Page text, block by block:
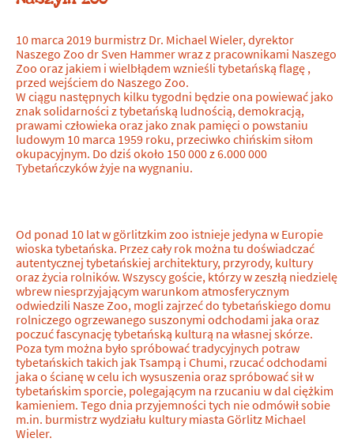
10 marca 2019 burmistrz Dr. Michael Wieler, dyrektor
Naszego Zoo dr Sven Hammer wraz z pracownikami Naszego
Zoo oraz jakiem i wielbłądem wznieśli tybetańską flagę ,
przed wejściem do Naszego Zoo.
W ciągu następnych kilku tygodni będzie ona powiewać jako
znak solidarności z tybetańską ludnością, demokracją,
prawami człowieka oraz jako znak pamięci o powstaniu
ludowym 10 marca 1959 roku, przeciwko chińskim siłom
okupacyjnym. Do dziś około 150 000 z 6.000 000
Tybetańczyków żyje na wygnaniu.
Od ponad 10 lat w görlitzkim zoo istnieje jedyna w Europie
wioska tybetańska. Przez cały rok można tu doświadczać
autentycznej tybetańskiej architektury, przyrody, kultury
oraz życia rolników. Wszyscy goście, którzy w zeszłą niedzielę
wbrew niesprzyjającym warunkom atmosferycznym
odwiedzili Nasze Zoo, mogli zajrzeć do tybetańskiego domu
rolniczego ogrzewanego suszonymi odchodami jaka oraz
poczuć fascynację tybetańską kulturą na własnej skórze.
Poza tym można było spróbować tradycyjnych potraw
tybetańskich takich jak Tsampą i Chumi, rzucać odchodami
jaka o ścianę w celu ich wysuszenia oraz spróbować sił w
tybetańskim sporcie, polegającym na rzucaniu w dal ciężkim
kamieniem. Tego dnia przyjemności tych nie odmówił sobie
m.in. burmistrz wydziału kultury miasta Görlitz Michael
Wieler.